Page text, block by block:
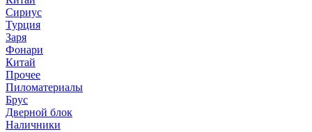
Сириус
Турция
Заря
Фонари
Китай
Прочее
Пиломатериалы
Брус
Дверной блок
Наличники